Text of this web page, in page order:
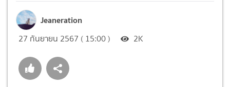
Jeaneration
27 กันยายน 2567 ( 15:00 ) 2K